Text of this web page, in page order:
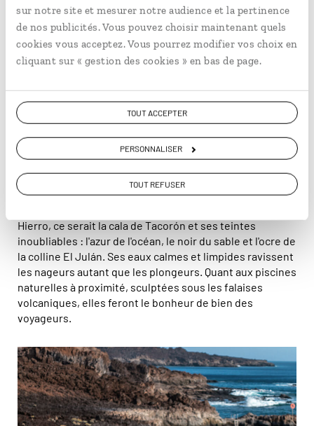
sur notre site et mesurer notre audience et la pertinence
de nos publicités. Vous pouvez choisir maintenant quels
cookies vous acceptez. Vous pourrez modifier vos choix en
cliquant sur « gestion des cookies » en bas de page.
TOUT ACCEPTER
PERSONNALISER
TOUT REFUSER
rouge et adossée à une majestueuse falaise.
Traduction littérale
parfois appelée « île de Fer », son nom signifiant
« le fer » enespagnol castillan. Ce n'est
pourtant pas de ce métal que l'île tire son nom
mais de ses falaises. En guanche, la langue
parlée par les premiers habitants des Canaries,
Hierro, ce serait la cala de Tacorón et ses teintes
inoubliables : l'azur de l'océan, le noir du sable et l'ocre de
la colline El Julán. Ses eaux calmes et limpides ravissent
les nageurs autant que les plongeurs. Quant aux piscines
naturelles à proximité, sculptées sous les falaises
volcaniques, elles feront le bonheur de bien des
voyageurs.